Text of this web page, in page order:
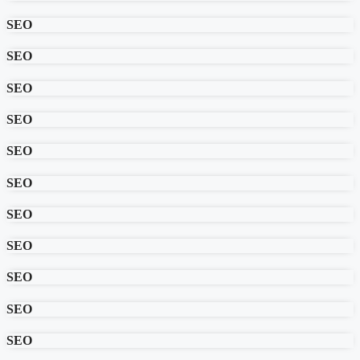
SEO
SEO
SEO
SEO
SEO
SEO
SEO
SEO
SEO
SEO
SEO